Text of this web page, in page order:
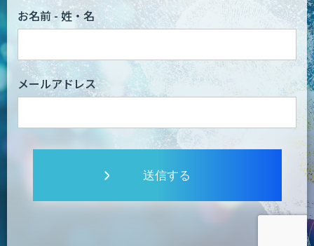
お名前 - 姓・名
メールアドレス
送信する